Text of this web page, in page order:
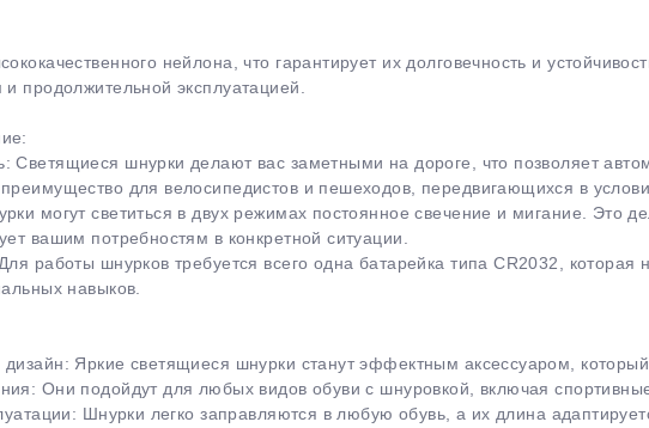
нейлона, что гарантирует их долговечность и
продолжительной эксплуатацией.
Светящиеся шнурки делают вас заметными на дороге, что позволяет
для велосипедистов и пешеходов, передвигающихся в
могут светиться в двух режимах постоянное свечение и мигание. Это
вашим потребностям в конкретной ситуации.
работы шнурков требуется всего одна батарейка типа CR2032,
навыков.
Яркие светящиеся шнурки станут эффектным аксессуаром,
Они подойдут для любых видов обуви с шнуровкой, включая
Шнурки легко заправляются в любую обувь, а их длина